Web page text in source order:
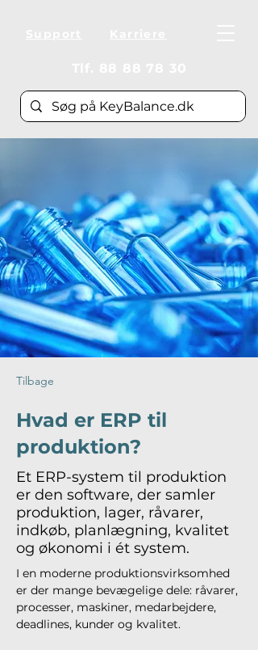
Tilbage
Hvad er ERP til
produktion?
Et ERP-system til produktion
er den software, der samler
produktion, lager, råvarer,
indkøb, planlægning, kvalitet
og økonomi i ét system.
I en moderne produktionsvirksomhed
er der mange bevægelige dele: råvarer,
processer, maskiner, medarbejdere,
deadlines, kunder og kvalitet.